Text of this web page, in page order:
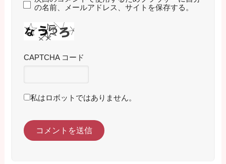
の名前、メールアドレス、サイトを保存する。
CAPTCHA コード
私はロボットではありません。